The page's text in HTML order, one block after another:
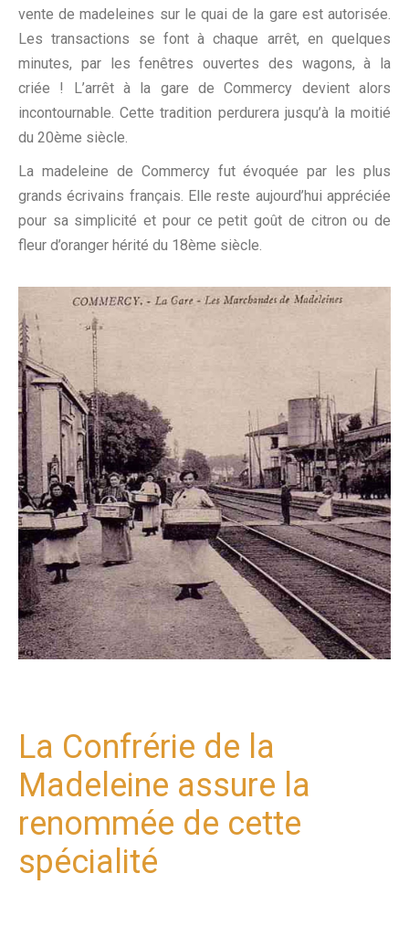
vente de madeleines sur le quai de la gare est autorisée.
Les transactions se font à chaque arrêt, en quelques
minutes, par les fenêtres ouvertes des wagons, à la
criée ! L’arrêt à la gare de Commercy devient alors
incontournable. Cette tradition perdurera jusqu’à la moitié
du 20ème siècle.
La madeleine de Commercy fut évoquée par les plus
grands écrivains français. Elle reste aujourd’hui appréciée
pour sa simplicité et pour ce petit goût de citron ou de
fleur d’oranger hérité du 18ème siècle.
La Confrérie de la
Madeleine assure la
renommée de cette
spécialité